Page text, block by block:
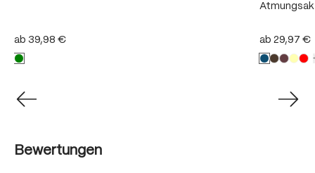
ab 39,98 € ab 29,97 €
Bewertungen